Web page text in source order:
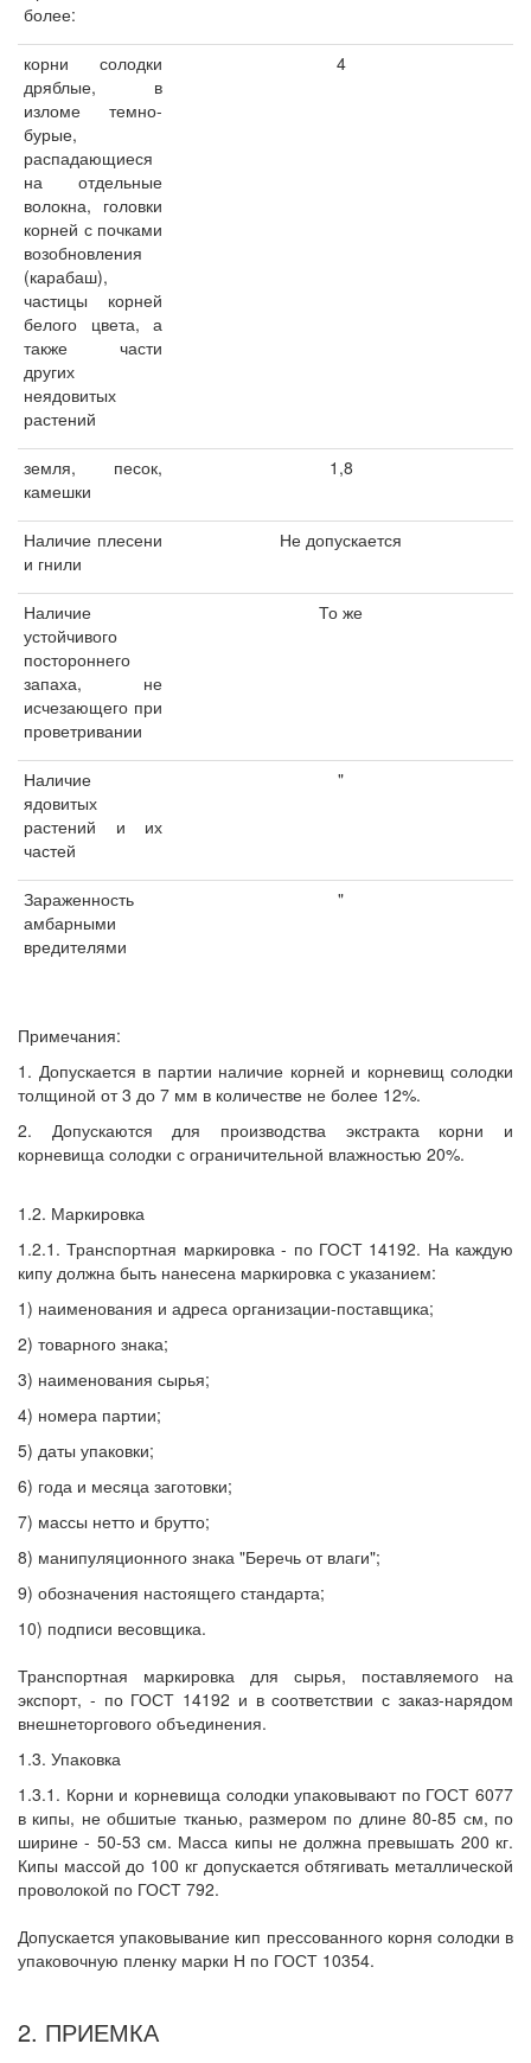
более:
корни солодки
дряблые, в
изломе темно-
бурые,
распадающиеся
на отдельные
волокна, головки
корней с почками
возобновления
(карабаш),
частицы корней
белого цвета, а
также части
других
неядовитых
растений
4
земля, песок,
камешки
1,8
Наличие плесени
и гнили
Не допускается
Наличие
устойчивого
постороннего
запаха, не
исчезающего при
проветривании
То же
Наличие
ядовитых
растений и их
частей
"
Зараженность
амбарными
вредителями
"
Примечания:
1. Допускается в партии наличие корней и корневищ солодки
толщиной от 3 до 7 мм в количестве не более 12%.
2. Допускаются для производства экстракта корни и
корневища солодки с ограничительной влажностью 20%.
1.2. Маркировка
1.2.1. Транспортная маркировка - по ГОСТ 14192. На каждую
кипу должна быть нанесена маркировка с указанием:
1) наименования и адреса организации-поставщика;
2) товарного знака;
3) наименования сырья;
4) номера партии;
5) даты упаковки;
6) года и месяца заготовки;
7) массы нетто и брутто;
8) манипуляционного знака "Беречь от влаги";
9) обозначения настоящего стандарта;
10) подписи весовщика.
Транспортная маркировка для сырья, поставляемого на
экспорт, - по ГОСТ 14192 и в соответствии с заказ-нарядом
внешнеторгового объединения.
1.3. Упаковка
1.3.1. Корни и корневища солодки упаковывают по ГОСТ 6077
в кипы, не обшитые тканью, размером по длине 80-85 см, по
ширине - 50-53 см. Масса кипы не должна превышать 200 кг.
Кипы массой до 100 кг допускается обтягивать металлической
проволокой по ГОСТ 792.
Допускается упаковывание кип прессованного корня солодки в
упаковочную пленку марки Н по ГОСТ 10354.
2. ПРИЕМКА